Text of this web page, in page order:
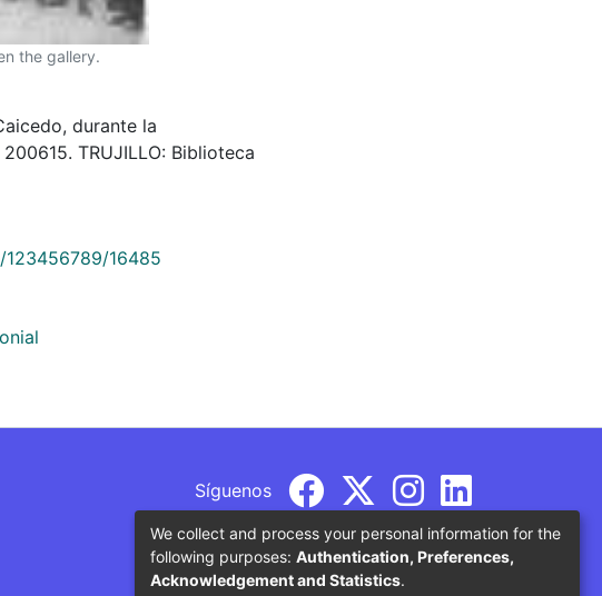
the gallery.
durante la
TRUJILLO: Biblioteca
16485
Síguenos
We collect and process your personal information for the
following purposes: Authentication, Preferences,
Acknowledgement and Statistics.